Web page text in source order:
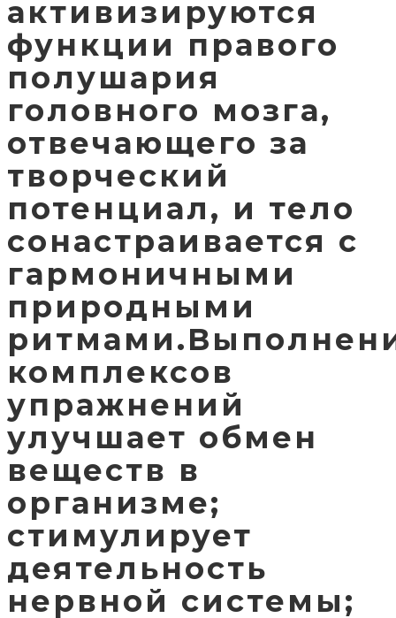
активизируются
функции правого
полушария
головного мозга,
отвечающего за
творческий
потенциал, и тело
сонастраивается с
гармоничными
природными
комплексов
упражнений
улучшает обмен
веществ в
организме;
стимулирует
деятельность
нервной системы;